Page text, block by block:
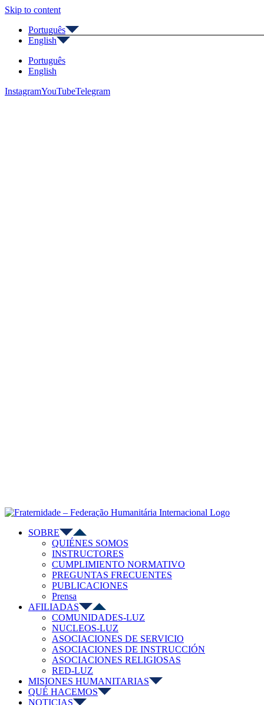
Skip to content
Português
English
Português
English
InstagramYouTubeTelegram
SOBRE
QUIÉNES SOMOS
INSTRUCTORES
CUMPLIMIENTO NORMATIVO
PREGUNTAS FRECUENTES
PUBLICACIONES
Prensa
AFILIADAS
COMUNIDADES-LUZ
NUCLEOS-LUZ
ASOCIACIONES DE SERVICIO
ASOCIACIONES DE INSTRUCCIÓN
ASOCIACIONES RELIGIOSAS
RED-LUZ
MISIONES HUMANITARIAS
QUÉ HACEMOS
NOTICIAS